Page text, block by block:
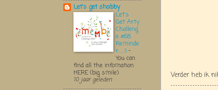
Verder heb ik
Let's get shabby
Let's
Get Arty
Challeng
e #68
Reminde
r.....:) -
You can
find all the infomation
HERE (big smile)
10 jaar geleden